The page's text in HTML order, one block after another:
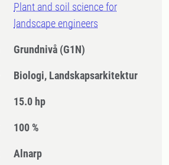
Plant and soil science for
landscape engineers
Grundnivå (G1N)
Biologi, Landskapsarkitektur
15.0 hp
100 %
Alnarp